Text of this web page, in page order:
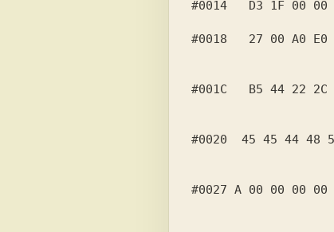
#0014   D3 1F 00 00
#0018   27 00 A0 E0
#001C   B5 44 22
#0020  45 45 44 48
#0027 A 00 00 00 00